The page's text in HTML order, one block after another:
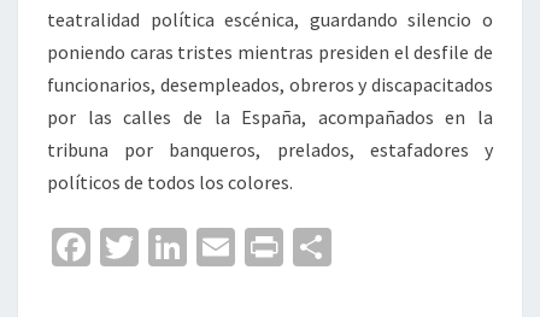
teatralidad política escénica, guardando silencio o
poniendo caras tristes mientras presiden el desfile de
funcionarios, desempleados, obreros y discapacitados
por las calles de la España, acompañados en la
tribuna por banqueros, prelados, estafadores y
políticos de todos los colores.
Fa T
Li
E
Pr